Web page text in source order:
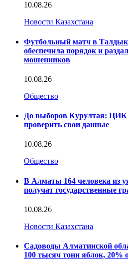
10.08.26
Новости Казахстана
Футбольный матч в
обеспечила порядок и
мошенников
10.08.26
Общество
До выборов Курултая: ЦИК
проверить свои данные
10.08.26
Общество
В Алматы 164 человека из
получат государственные
10.08.26
Новости Казахстана
Садоводы Алматинской
100 тысяч тонн яблок, 20%